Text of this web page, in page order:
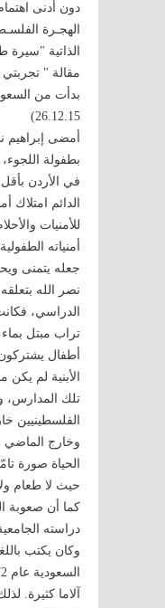
دون أدنى
الهجـرة
الذاتية "سيرة
مقالة " تجربتي
بدأت من
26.12.15)
أمضى إبراهيم
بطفولة
في الأردن
الدائم امتلاك
للأمنيات
أمنياته
جعله يتمنى
نصر الله
الدراسي،
تراب مبتل
أطفال
الأبنية لم
تلك المدارس،
الفلسطينيين
وخارج الماضي
الحياة صورة
حيث لا طعام
كما أن صعوبة
دراسته
وكان يكتب
آلاما كثيرة.